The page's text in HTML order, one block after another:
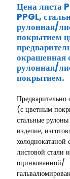
Цена листа
PPGL,
рулонная/
покрытием
окрашенная
рулонная/
покрытием.
(с цветным
стальные
изделие,
холоднокатаной
листовой стали и
оцинкованной/